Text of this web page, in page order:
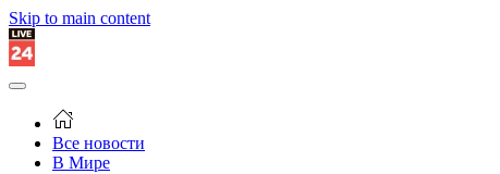
Skip to main content
Все новости
В Мире